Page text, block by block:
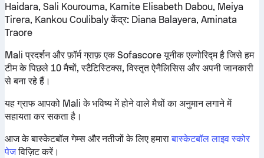
Haidara, Sali Kourouma, Kamite Elisabeth Dabou, Meiya
Tirera, Kankou Coulibalyकेंद्र: Diana Balayera, Aminata
Traore
Mali प्रदर्शन और फ़ॉर्म ग्राफ़ एक Sofascore यूनीक एल्गोरिद्म है जिसे हम
टीम के पिछले 10 मैचों, स्टैटिस्टिक्स, विस्तृत ऐनैलिसिस और अपनी जानकारी
से बना रहे हैं।
यह ग्राफ आपको Mali के भविष्य में होने वाले मैचों का अनुमान लगाने में
सहायता कर सकता है।
आज के बास्केटबॉल गेम्स और नतीजों के लिए हमाराबास्केटबॉल लाइव स्कोर
पेजविज़िट करें।